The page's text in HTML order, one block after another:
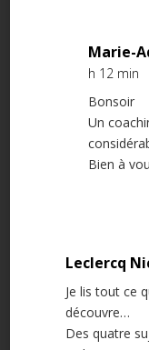
Marie-
h 12 min
Bonsoir
Un
Bien à
Leclercq
Je lis tout ce
découvre…
Des quatre